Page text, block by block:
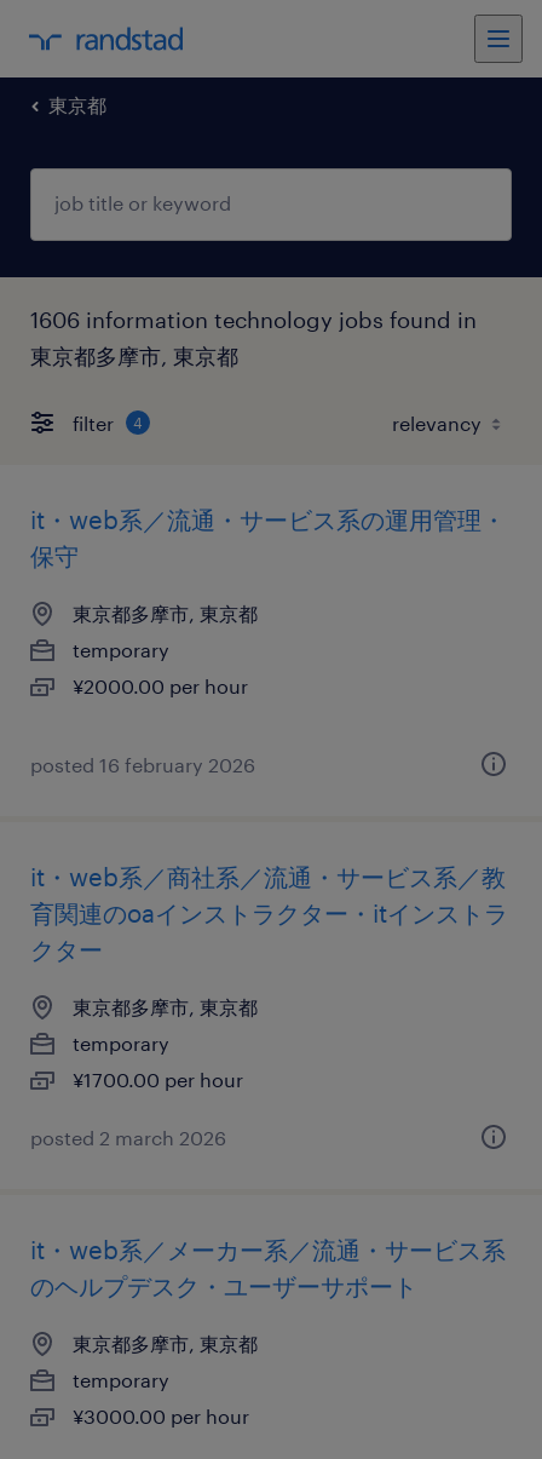
東京都
1606 information technology jobs found in
東京都多摩市, 東京都
filter 4
it・web系／流通・サービス系の運用管理・
保守
東京都多摩市, 東京都
temporary
¥2000.00 per hour
posted 16 february 2026
it・web系／商社系／流通・サービス系／教
育関連のoaインストラクター・itインストラ
クター
東京都多摩市, 東京都
temporary
¥1700.00 per hour
posted 2 march 2026
it・web系／メーカー系／流通・サービス系
のヘルプデスク・ユーザーサポート
東京都多摩市, 東京都
temporary
¥3000.00 per hour